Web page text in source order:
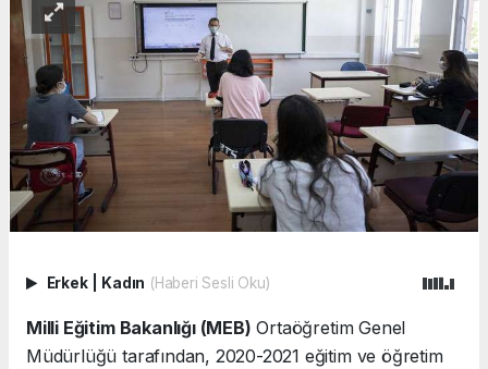
Erkek Kadın (Haberi Sesli Oku)
Milli Eğitim Bakanlığı (MEB) Ortaöğretim Genel
Müdürlüğü tarafından, 2020-2021 eğitim ve öğretim